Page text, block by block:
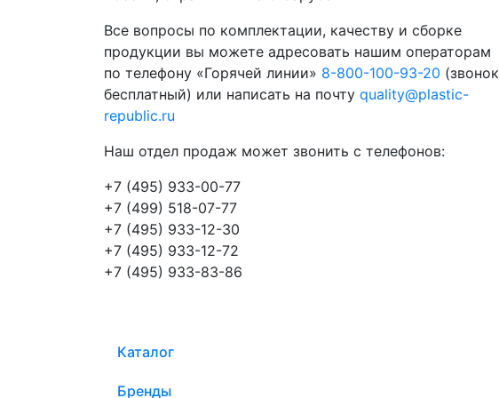
Все вопросы по комплектации, качеству и сборке
продукции вы можете адресовать нашим операторам
по телефону «Горячей линии» 8-800-100-93-20 (звонок
бесплатный) или написать на почту quality@plastic-
republic.ru
Наш отдел продаж может звонить с телефонов:
+7 (495) 933-00-77
+7 (499) 518-07-77
+7 (495) 933-12-30
+7 (495) 933-12-72
+7 (495) 933-83-86
Каталог
Бренды